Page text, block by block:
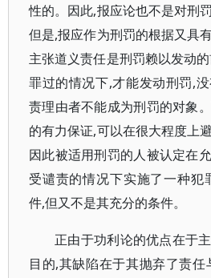
性的。因此,报应论也不是对刑
但是,报应作为刑罚的根据又具
主张道义责任是刑罚赖以发动
罪过的情况下,才能发动刑罚,
责理由者不能成为刑罚的对象
的有力保证,可以在很大程度上
因此被适用刑罚的人被认定在
受谴责的情况下实施了一种犯
件,但又不是其充分的条件。
正由于功利论的优点在于
目的,其缺陷在于其抛弃了责